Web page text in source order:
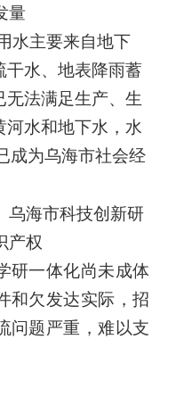
量
水主要来自地下
干水、地表降雨蓄
无法满足生产、生
河水和地下水，水
成为乌海市社会经
乌海市科技创新研
产权
研一体化尚未成体
和欠发达实际，招
问题严重，难以支